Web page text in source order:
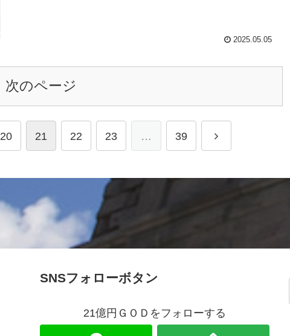
2025.05.05
次のページ
20 21 22 23 … 39
SNSフォローボタン
21億円ＧＯＤをフォローする